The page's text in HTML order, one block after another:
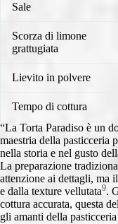
Sale
Scorza di limone
grattugiata
Lievito in polvere
Tempo di cottura
“La Torta Paradiso è un
maestria della pasticceria
nella storia e nel gusto
La preparazione
attenzione ai dettagli, ma
e dalla texture vellutata9.
cottura accurata, questa
gli amanti della